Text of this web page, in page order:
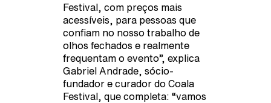
Festival, com preços mais
acessíveis, para pessoas que
confiam no nosso trabalho de
olhos fechados e realmente
frequentam o evento”, explica
Gabriel Andrade, sócio-
fundador e curador do Coala
Festival, que completa: “vamos